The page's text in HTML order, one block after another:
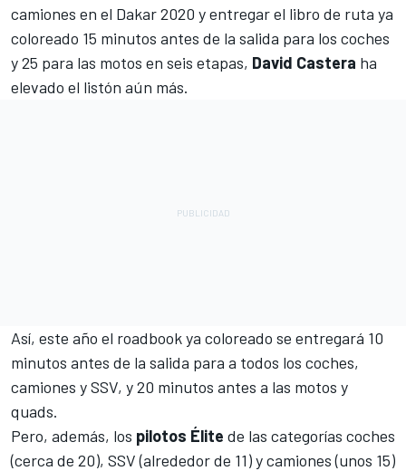
camiones en el Dakar 2020 y entregar el libro de ruta ya
coloreado 15 minutos antes de la salida para los coches
y 25 para las motos en seis etapas, David Castera ha
elevado el listón aún más.
Así, este año el roadbook ya coloreado se entregará 10
minutos antes de la salida para a todos los coches,
camiones y SSV, y 20 minutos antes a las motos y
quads.
Pero, además, los pilotos Élite de las categorías coches
(cerca de 20), SSV (alrededor de 11) y camiones (unos 15)